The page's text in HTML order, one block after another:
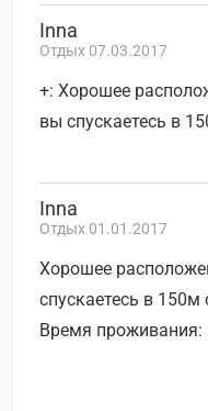
Inna
Отдых 07.03.2017
+: Хорошее
вы спускаетесь в
Inna
Отдых 01.01.2017
Хорошее
спускаетесь в 150м
Время проживания: